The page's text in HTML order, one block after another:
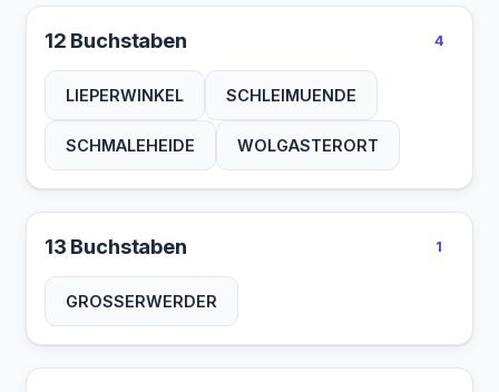
12 Buchstaben 4
LIEPERWINKEL SCHLEIMUENDE
SCHMALEHEIDE WOLGASTERORT
13 Buchstaben 1
GROSSERWERDER